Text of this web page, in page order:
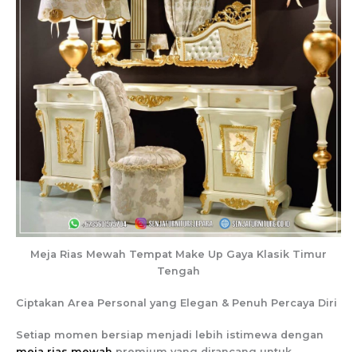
Meja Rias Mewah Tempat Make Up Gaya Klasik Timur
Tengah
Ciptakan Area Personal yang Elegan & Penuh Percaya Diri
Setiap momen bersiap menjadi lebih istimewa dengan